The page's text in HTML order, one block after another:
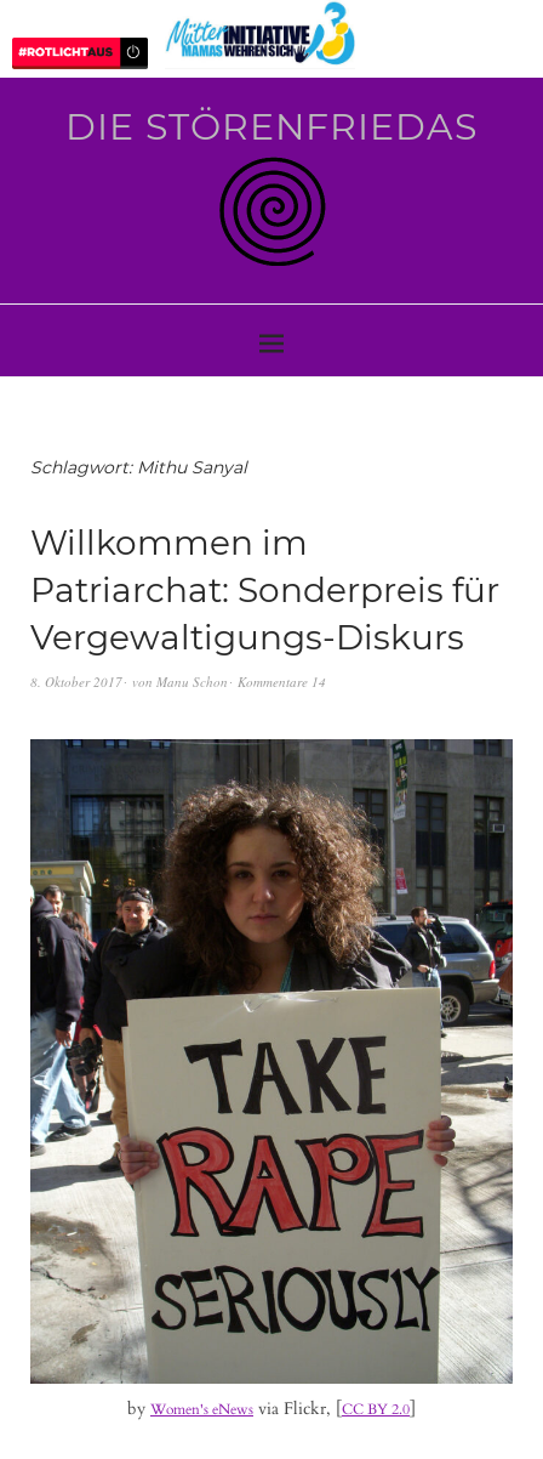
DIE STÖRENFRIEDAS
Schlagwort: Mithu Sanyal
Willkommen im
Patriarchat: Sonderpreis für
Vergewaltigungs-Diskurs
8. Oktober 2017 von Manu Schon Kommentare 14
by Women's eNews via Flickr, [CC BY 2.0]